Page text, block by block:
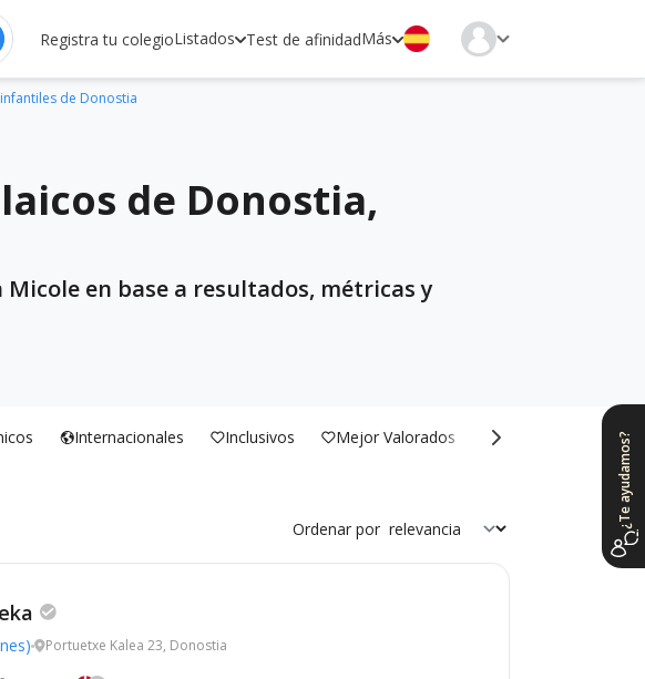
Registra tu colegioListados Test de afinidadMás
de Donostia
de Donostia,
en base a resultados, métricas y
Internacionales Inclusivos Mejor Valorados
Ordenar por
Portuetxe Kalea 23, Donostia
¿Te ayudamos?